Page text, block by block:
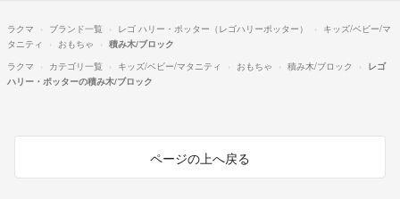
ラクマ ブランド一覧 レゴ ハリー・ポッター（レゴハリーポッター）
キッズ/ベビー/マ
タニティ
おもちゃ
積み木/ブロック
ラクマ
カテゴリ一覧 キッズ/ベビー/マタニティ おもちゃ 積み木/ブロック
レゴ
ハリー・ポッターの積み木/ブロック
ページの上へ戻る